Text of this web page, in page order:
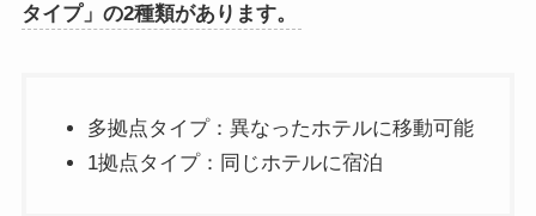
タイプ」の2種類があります。
多拠点タイプ：異なったホテルに移動可能
1拠点タイプ：同じホテルに宿泊